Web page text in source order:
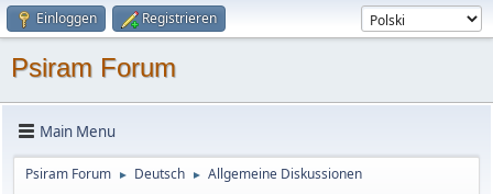
Einloggen Registrieren
Psiram Forum
Main Menu
Psiram Forum ► Deutsch ► Allgemeine Diskussionen